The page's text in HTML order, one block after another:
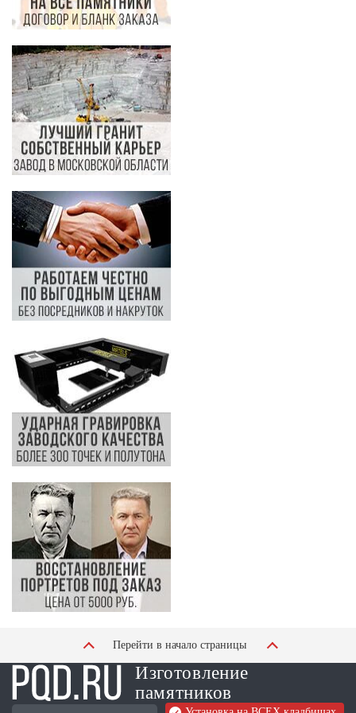
Перейти в начало страницы
Изготовление
памятников